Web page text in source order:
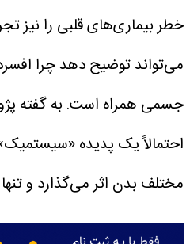
خطر بیماری‌های قلبی را نیز
می‌تواند توضیح دهد چرا
جسمی همراه است. به گفته
احتمالاً یک پدیده
مختلف بدن اثر می‌گذارد و